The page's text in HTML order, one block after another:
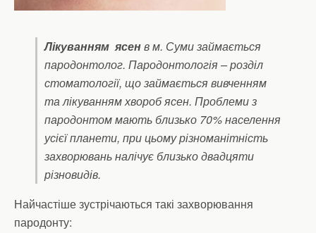
Лікуванням ясенв м. Суми займається
пародонтолог. Пародонтологія – розділ
стоматології, що займається вивченням
та лікуванням хвороб ясен. Проблеми з
пародонтом мають близько 70% населення
усієї планети, при цьому різноманітність
захворювань налічує близько двадцяти
різновидів.
Найчастіше зустрічаються такі захворювання
пародонту: